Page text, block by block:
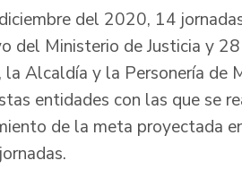
del 2020, 14
del Ministerio de Justicia y
Alcaldía y la Personería de
entidades con las que se
de la meta proyectada